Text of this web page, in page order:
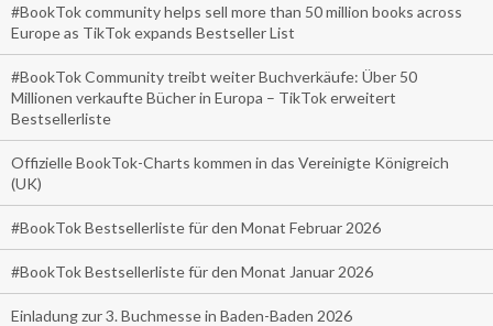
#BookTok community helps sell more than 50 million books across
Europe as TikTok expands Bestseller List
#BookTok Community treibt weiter Buchverkäufe: Über 50
Millionen verkaufte Bücher in Europa – TikTok erweitert
Bestsellerliste
Offizielle BookTok-Charts kommen in das Vereinigte Königreich
(UK)
#BookTok Bestsellerliste für den Monat Februar 2026
#BookTok Bestsellerliste für den Monat Januar 2026
Einladung zur 3. Buchmesse in Baden-Baden 2026